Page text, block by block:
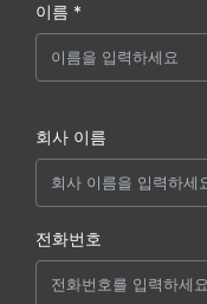
이름 *
회사 이름
전화번호